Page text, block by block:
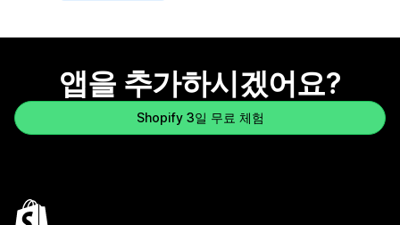
앱을 추가하시겠어요?
Shopify 3일 무료 체험